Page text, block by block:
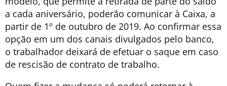
a cada aniversário, poderão comunicar à Caixa, a
partir de 1º de outubro de 2019. Ao confirmar essa
opção em um dos canais divulgados pelo banco,
o trabalhador deixará de efetuar o saque em caso
de rescisão de contrato de trabalho.